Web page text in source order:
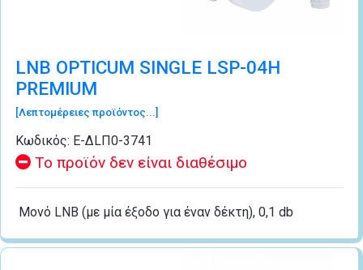
LNB OPTICUM SINGLE LSP-04H
PREMIUM
[Λεπτομέρειες προϊόντος...]
Κωδικός: Ε-ΔLΠ0-3741
Το προϊόν δεν είναι διαθέσιμο
Μονό LNB (με μία έξοδο για έναν δέκτη), 0,1 db